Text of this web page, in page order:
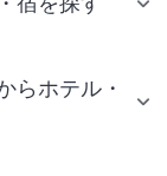
らホテル・